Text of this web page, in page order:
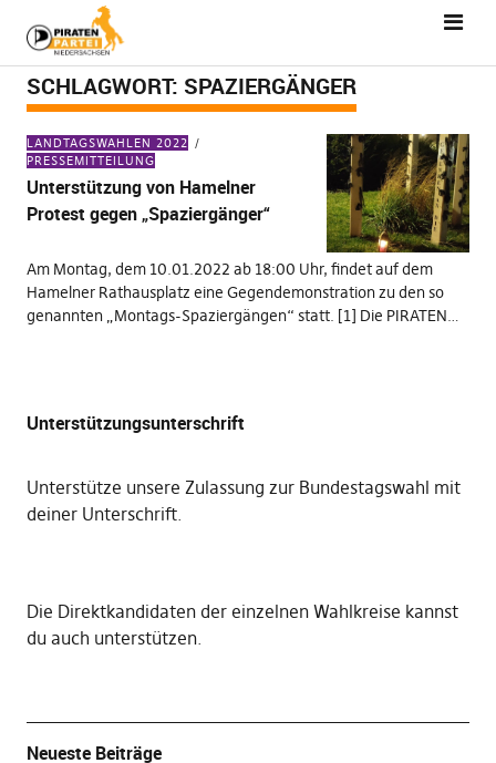
SCHLAGWORT: SPAZIERGÄNGER
LANDTAGSWAHLEN 2022
PRESSEMITTEILUNG
Unterstützung von Hamelner
Protest gegen „Spaziergänger“
Am Montag, dem 10.01.2022 ab 18:00 Uhr, findet auf dem
Hamelner Rathausplatz eine Gegendemonstration zu den so
genannten „Montags-Spaziergängen“ statt. [1] Die PIRATEN…
Unterstützungsunterschrift
Unterstütze unsere Zulassung zur Bundestagswahl mit
deiner Unterschrift.
Die Direktkandidaten der einzelnen Wahlkreise kannst
du auch unterstützen.
Neueste Beiträge